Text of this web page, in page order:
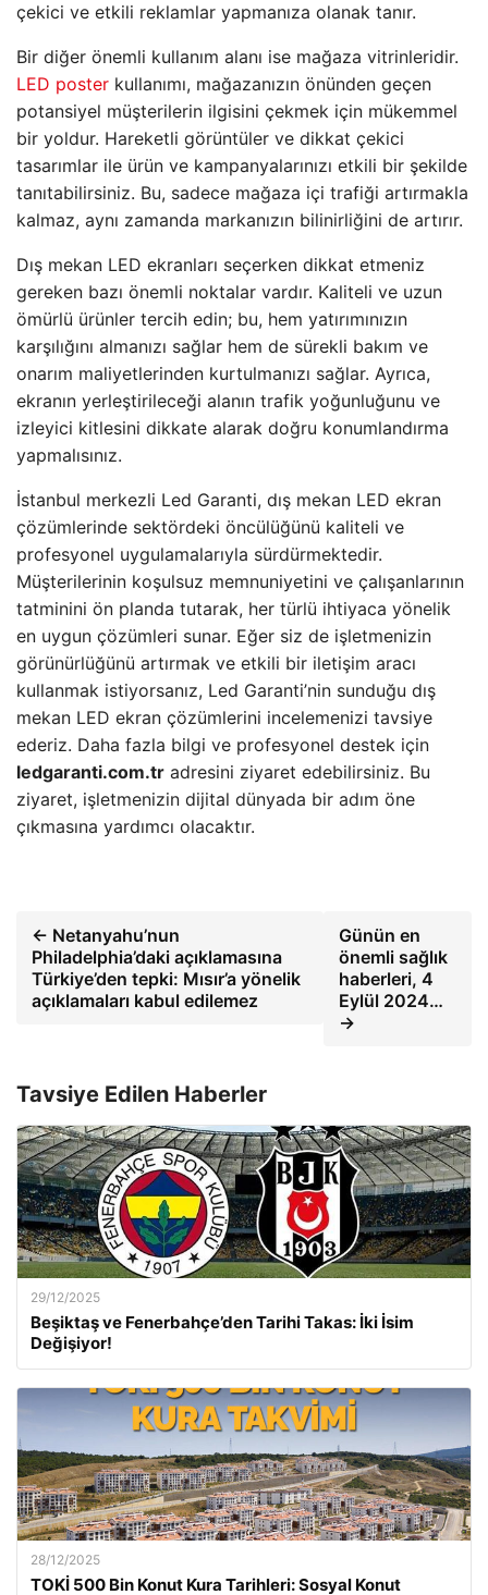
çekici ve etkili reklamlar yapmanıza olanak tanır.
Bir diğer önemli kullanım alanı ise mağaza vitrinleridir.
LED poster kullanımı, mağazanızın önünden geçen
potansiyel müşterilerin ilgisini çekmek için mükemmel
bir yoldur. Hareketli görüntüler ve dikkat çekici
tasarımlar ile ürün ve kampanyalarınızı etkili bir şekilde
tanıtabilirsiniz. Bu, sadece mağaza içi trafiği artırmakla
kalmaz, aynı zamanda markanızın bilinirliğini de artırır.
Dış mekan LED ekranları seçerken dikkat etmeniz
gereken bazı önemli noktalar vardır. Kaliteli ve uzun
ömürlü ürünler tercih edin; bu, hem yatırımınızın
karşılığını almanızı sağlar hem de sürekli bakım ve
onarım maliyetlerinden kurtulmanızı sağlar. Ayrıca,
ekranın yerleştirileceği alanın trafik yoğunluğunu ve
izleyici kitlesini dikkate alarak doğru konumlandırma
yapmalısınız.
İstanbul merkezli Led Garanti, dış mekan LED ekran
çözümlerinde sektördeki öncülüğünü kaliteli ve
profesyonel uygulamalarıyla sürdürmektedir.
Müşterilerinin koşulsuz memnuniyetini ve çalışanlarının
tatminini ön planda tutarak, her türlü ihtiyaca yönelik
en uygun çözümleri sunar. Eğer siz de işletmenizin
görünürlüğünü artırmak ve etkili bir iletişim aracı
kullanmak istiyorsanız, Led Garanti’nin sunduğu dış
mekan LED ekran çözümlerini incelemenizi tavsiye
ederiz. Daha fazla bilgi ve profesyonel destek için
ledgaranti.com.tr adresini ziyaret edebilirsiniz. Bu
ziyaret, işletmenizin dijital dünyada bir adım öne
çıkmasına yardımcı olacaktır.
← Netanyahu’nun
Philadelphia’daki açıklamasına
Türkiye’den tepki: Mısır’a yönelik
açıklamaları kabul edilemez
Günün en
önemli sağlık
haberleri, 4
Eylül 2024…
→
Tavsiye Edilen Haberler
29/12/2025
Beşiktaş ve Fenerbahçe’den Tarihi Takas: İki İsim
Değişiyor!
28/12/2025
TOKİ 500 Bin Konut Kura Tarihleri: Sosyal Konut